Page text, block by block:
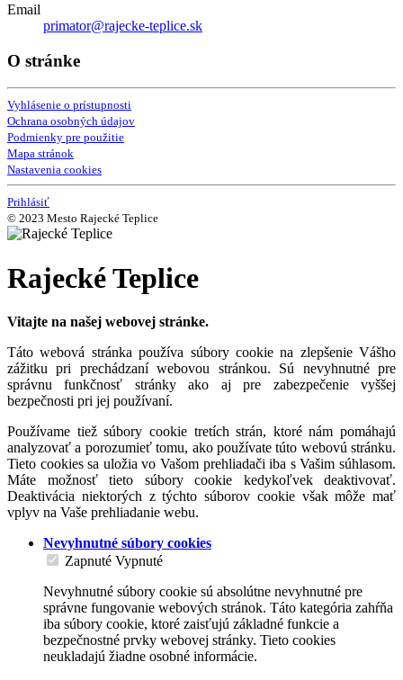
Email
primator@rajecke-teplice.sk
O stránke
Vyhlásenie o prístupnosti
Ochrana osobných údajov
Podmienky pre použitie
Mapa stránok
Nastavenia cookies
Prihlásiť
© 2023 Mesto Rajecké Teplice
Rajecké Teplice
Vitajte na našej webovej stránke.
Táto webová stránka používa súbory cookie na zlepšenie Vášho
zážitku pri prechádzaní webovou stránkou. Sú nevyhnutné pre
správnu funkčnosť stránky ako aj pre zabezpečenie vyššej
bezpečnosti pri jej používaní.
Používame tiež súbory cookie tretích strán, ktoré nám pomáhajú
analyzovať a porozumieť tomu, ako používate túto webovú stránku.
Tieto cookies sa uložia vo Vašom prehliadači iba s Vašim súhlasom.
Máte možnosť tieto súbory cookie kedykoľvek deaktivovať.
Deaktivácia niektorých z týchto súborov cookie však môže mať
vplyv na Vaše prehliadanie webu.
Nevyhnutné súbory cookies
Zapnuté Vypnuté
Nevyhnutné súbory cookie sú absolútne nevyhnutné pre
správne fungovanie webových stránok. Táto kategória zahŕňa
iba súbory cookie, ktoré zaisťujú základné funkcie a
bezpečnostné prvky webovej stránky. Tieto cookies
neukladajú žiadne osobné informácie.